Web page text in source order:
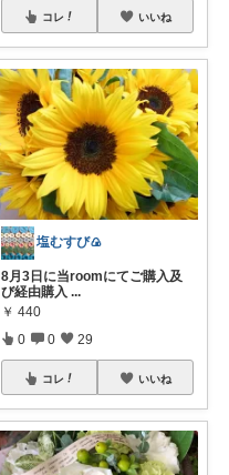
コレ いいね
塩むすび🍙
8月3日に当roomにてご購入及
び経由購入 ...
￥ 440
0 0 29
コレ いいね